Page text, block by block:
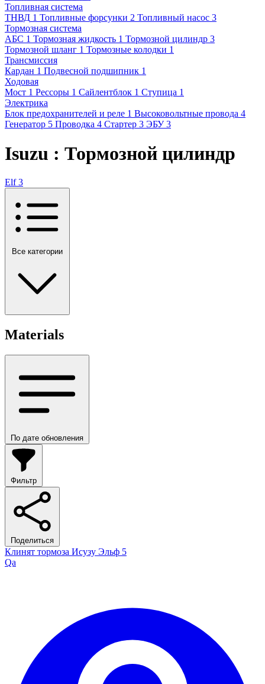
Топливная система
ТНВД 1 Топливные форсунки 2 Топливный насос 3
Тормозная система
АБС 1 Тормозная жидкость 1 Тормозной цилиндр 3
Тормозной шланг 1 Тормозные колодки 1
Трансмиссия
Кардан 1 Подвесной подшипник 1
Ходовая
Мост 1 Рессоры 1 Сайлентблок 1 Ступица 1
Электрика
Блок предохранителей и реле 1 Высоковольтные провода 4
Генератор 5 Проводка 4 Стартер 3 ЭБУ 3
Isuzu : Тормозной цилиндр
Elf 3
Все категории
Materials
По дате обновления
Фильтр
Поделиться
Клинят тормоза Исузу Эльф 5
Qa